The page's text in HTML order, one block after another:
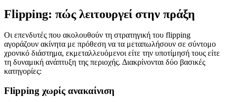
Flipping: πώς λειτουργεί στην πράξη
Οι επενδυτές που ακολουθούν τη στρατηγική του flipping
αγοράζουν ακίνητα με πρόθεση να τα μεταπωλήσουν σε σύντομο
χρονικό διάστημα, εκμεταλλευόμενοι είτε την υποτίμησή τους είτε
τη δυναμική ανάπτυξη της περιοχής. Διακρίνονται δύο βασικές
κατηγορίες:
Flipping χωρίς ανακαίνιση